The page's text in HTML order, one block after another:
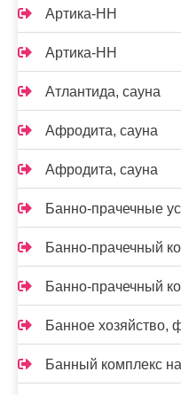
Артика-НН
Артика-НН
Атлантида, сауна
Афродита, сауна
Афродита, сауна
Банно-прачечные
Банно-прачечный
Банно-прачечный
Банное
Банный комплекс